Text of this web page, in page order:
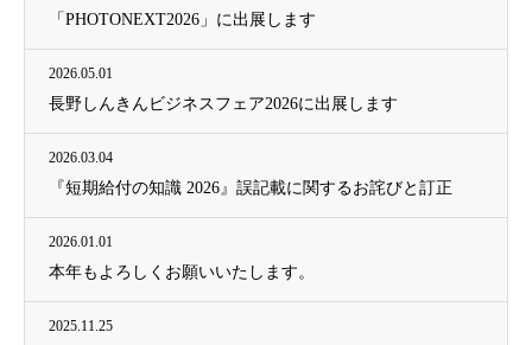
「PHOTONEXT2026」に出展します
2026.05.01
長野しんきんビジネスフェア2026に出展します
2026.03.04
『短期給付の知識 2026』誤記載に関するお詫びと訂正
2026.01.01
本年もよろしくお願いいたします。
2025.11.25